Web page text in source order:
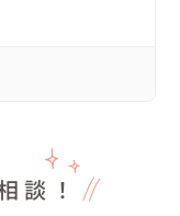
ーパーティー
談！